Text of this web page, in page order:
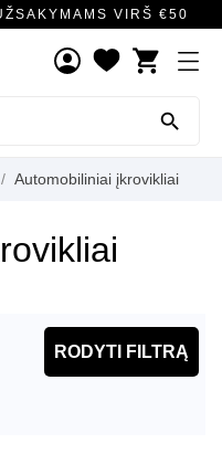
VIRŠ €50
shopping_cart

Automobiliniai įkrovikliai
RODYTI FILTRĄ